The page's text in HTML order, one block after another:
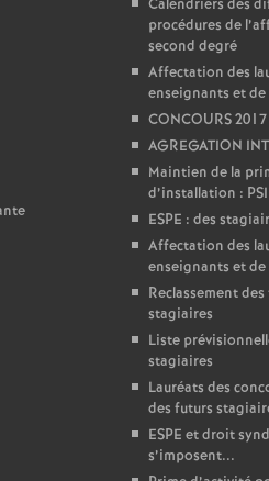
c
o
n
d
d
e
g
r
Calendriers des
procédures de
second degré
Affectation des
enseignants et de
CONCOURS 2017
AGREGATION
Maintien de la
d’installation : PSI
ESPE : des
Affectation des
enseignants et de
Reclassement
stagiaires
Liste
stagiaires
Lauréats des
des futurs
ESPE et droit
s’imposent...